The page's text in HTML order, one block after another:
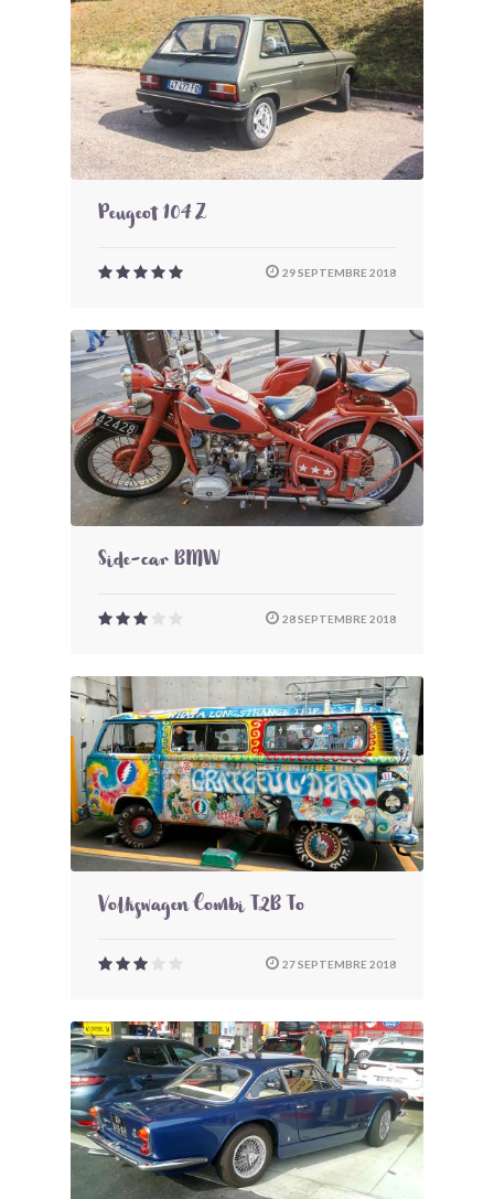
Peugeot 104 Z
29 SEPTEMBRE 2018
Side-car BMW
28 SEPTEMBRE 2018
Volkswagen Combi T2B To
27 SEPTEMBRE 2018